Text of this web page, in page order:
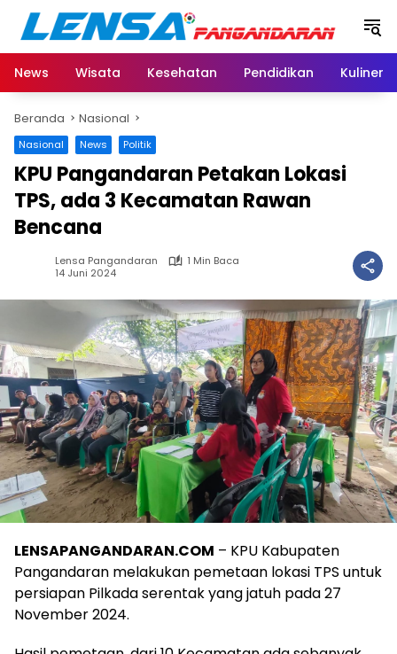
Langsung
konten
News
Wisata Kesehatan Pendidikan Kuliner
Beranda Nasional
Nasional News Politik
KPU Pangandaran Petakan Lokasi
TPS, ada 3 Kecamatan Rawan
Bencana
Lensa Pangandaran
1 Min Baca
14 Juni 2024
LENSAPANGANDARAN.COM – KPU Kabupaten
Pangandaran melakukan pemetaan lokasi TPS untuk
persiapan Pilkada serentak yang jatuh pada 27
November 2024.